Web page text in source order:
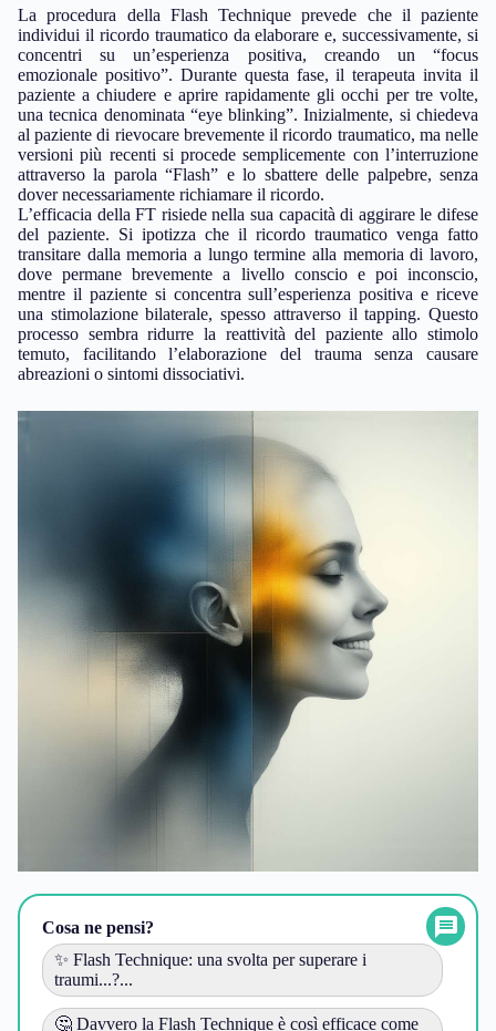
La procedura della Flash Technique prevede che il paziente
individui il ricordo traumatico da elaborare e, successivamente, si
concentri su un’esperienza positiva, creando un “focus
emozionale positivo”. Durante questa fase, il terapeuta invita il
paziente a chiudere e aprire rapidamente gli occhi per tre volte,
una tecnica denominata “eye blinking”. Inizialmente, si chiedeva
al paziente di rievocare brevemente il ricordo traumatico, ma nelle
versioni più recenti si procede semplicemente con l’interruzione
attraverso la parola “Flash” e lo sbattere delle palpebre, senza
dover necessariamente richiamare il ricordo.
L’efficacia della FT risiede nella sua capacità di aggirare le difese
del paziente. Si ipotizza che il ricordo traumatico venga fatto
transitare dalla memoria a lungo termine alla memoria di lavoro,
dove permane brevemente a livello conscio e poi inconscio,
mentre il paziente si concentra sull’esperienza positiva e riceve
una stimolazione bilaterale, spesso attraverso il tapping. Questo
processo sembra ridurre la reattività del paziente allo stimolo
temuto, facilitando l’elaborazione del trauma senza causare
abreazioni o sintomi dissociativi.
Cosa ne pensi?
✨ Flash Technique: una svolta per superare i
traumi...?...
🤔 Davvero la Flash Technique è così efficace come